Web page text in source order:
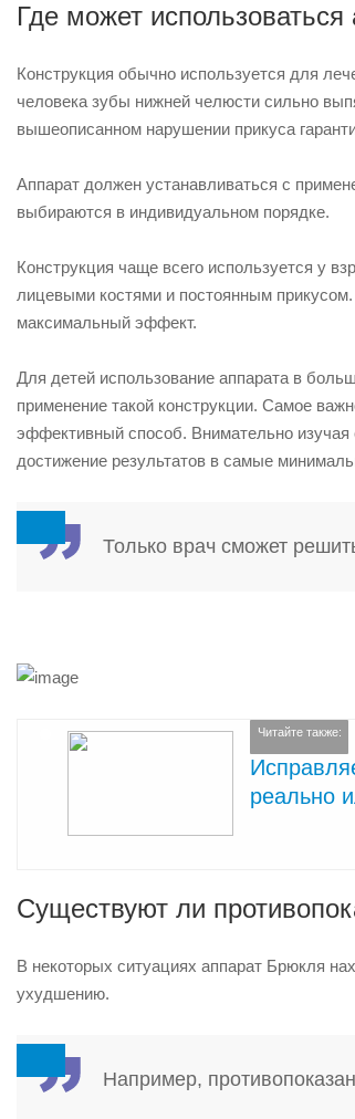
Где может
Конструкция обычно используется для
человека зубы нижней челюсти сильно
вышеописанном нарушении прикуса
Аппарат должен устанавливаться с
выбираются в индивидуальном порядке.
Конструкция чаще всего используется у
лицевыми костями и постоянным
максимальный эффект.
Для детей использование аппарата в
применение такой конструкции. Самое
эффективный способ. Внимательно
достижение результатов в самые
Только врач сможет
Читайте также:
реально
Существуют ли
В некоторых ситуациях аппарат Брюкля
ухудшению.
Например,